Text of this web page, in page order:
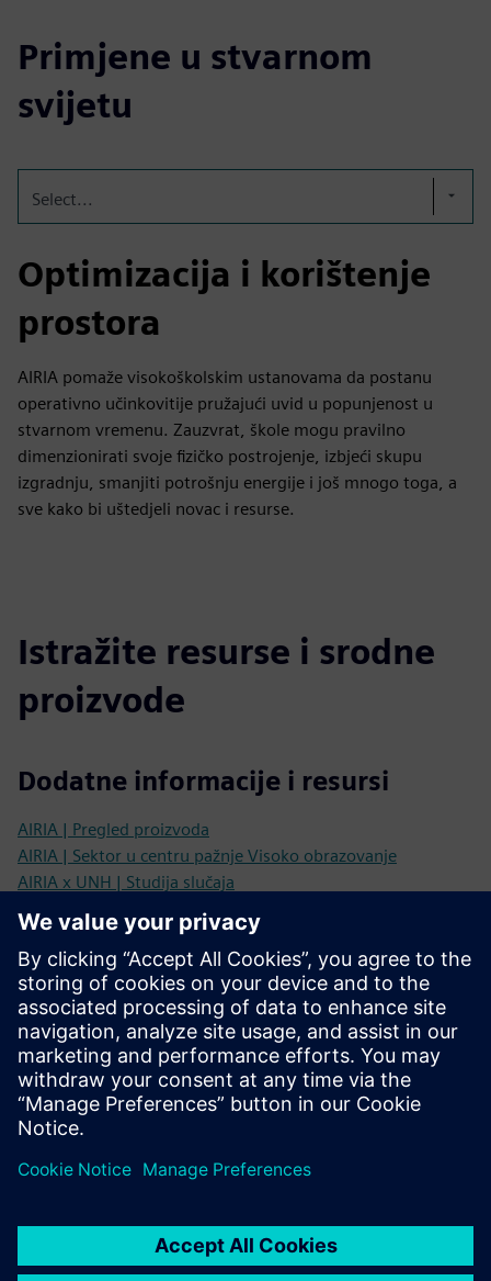
Primjene u stvarnom
svijetu
Select...
Optimizacija i korištenje
prostora
AIRIA pomaže visokoškolskim ustanovama da postanu
operativno učinkovitije pružajući uvid u popunjenost u
stvarnom vremenu. Zauzvrat, škole mogu pravilno
dimenzionirati svoje fizičko postrojenje, izbjeći skupu
izgradnju, smanjiti potrošnju energije i još mnogo toga, a
sve kako bi uštedjeli novac i resurse.
Istražite resurse i srodne
proizvode
Dodatne informacije i resursi
AIRIA | Pregled proizvoda
AIRIA | Sektor u centru pažnje Visoko obrazovanje
AIRIA x UNH | Studija slučaja
Preduvjeti
Čisti tlocrti visoke rezolucije u.PDF ili .CAD.
Informacije o lokaciji WiFi pristupne točke, uključujući x/y
koordinate.
Postavljanje virtualnog stroja (ako je lokalna WiFi mreža).